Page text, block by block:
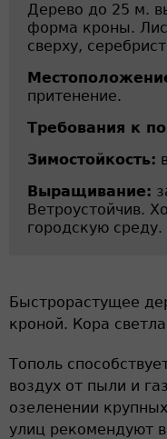
Дерево до 25 м.
форма кроны.
сверху,
притенение.
Требования к
Зимостойкость:
Выращивание:
Ветроустойчив.
городскую среду.
Быстрорастущее
кроной. Кора
Тополь
воздух от пыли и
озеленении
улиц рекомендуют